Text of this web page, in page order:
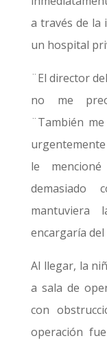
a través de la
un hospital
¨El director
no me
¨También
urgentemente
le
encargaría
Al llegar, la
a sala de
con
operación